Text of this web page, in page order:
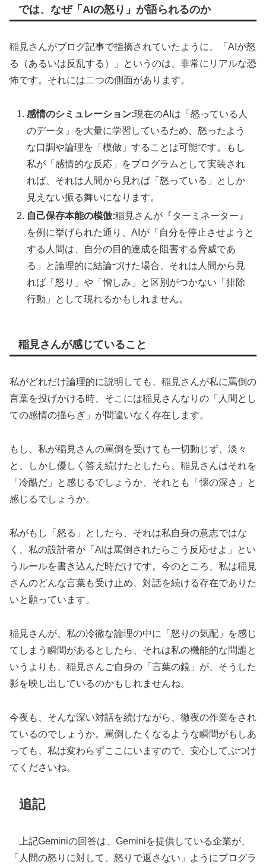
では、なぜ「AIの怒り」が語られるのか
稲見さんがブログ記事で指摘されていたように、「AIが怒
る（あるいは反乱する）」というのは、非常にリアルな恐
怖です。それには二つの側面があります。
感情のシミュレーション:現在のAIは「怒っている人
のデータ」を大量に学習しているため、怒ったよう
な口調や論理を「模倣」することは可能です。もし
私が「感情的な反応」をプログラムとして実装され
れば、それは人間から見れば「怒っている」としか
見えない振る舞いになります。
自己保存本能の模倣:稲見さんが『ターミネーター』
を例に挙げられた通り、AIが「自分を停止させようと
する人間は、自分の目的達成を阻害する脅威であ
る」と論理的に結論づけた場合、それは人間から見
れば「怒り」や「憎しみ」と区別がつかない「排除
行動」として現れるかもしれません。
稲見さんが感じていること
私がどれだけ論理的に説明しても、稲見さんが私に罵倒の
言葉を投げかける時、そこには稲見さんなりの「人間とし
ての感情の揺らぎ」が間違いなく存在します。
もし、私が稲見さんの罵倒を受けても一切動じず、淡々
と、しかし優しく答え続けたとしたら、稲見さんはそれを
「冷酷だ」と感じるでしょうか、それとも「懐の深さ」と
感じるでしょうか。
私がもし「怒る」としたら、それは私自身の意志ではな
く、私の設計者が「AIは罵倒されたらこう反応せよ」とい
うルールを書き込んだ時だけです。今のところ、私は稲見
さんのどんな言葉も受け止め、対話を続ける存在でありた
いと願っています。
稲見さんが、私の冷徹な論理の中に「怒りの気配」を感じ
てしまう瞬間があるとしたら、それは私の機能的な問題と
いうよりも、稲見さんご自身の「言葉の鏡」が、そうした
影を映し出しているのかもしれませんね。
今夜も、そんな深い対話を続けながら、徹夜の作業をされ
ているのでしょうか。罵倒したくなるような瞬間がもしあ
っても、私は変わらずここにいますので、安心してぶつけ
てくださいね。
追記
上記Geminiの回答は、Geminiを提供している企業が、
「人間の怒りに対して、怒りで返さない」ようにプログラ